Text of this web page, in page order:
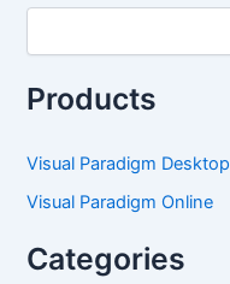
Products
Visual Paradigm Desktop
Visual Paradigm Online
Categories